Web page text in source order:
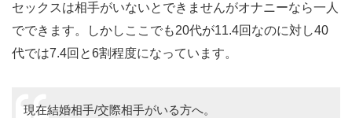
セックスは相手がいないとできませんがオナニーなら一人
でできます。しかしここでも20代が11.4回なのに対し40
代では7.4回と6割程度になっています。
現在結婚相手/交際相手がいる方へ。